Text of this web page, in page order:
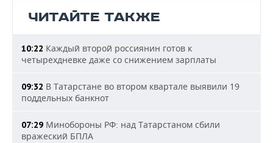
ЧИТАЙТЕ ТАКЖЕ
10:22 Каждый второй россиянин готов к
четырехдневке даже со снижением зарплаты
09:32 В Татарстане во втором квартале выявили 19
поддельных банкнот
07:29 Минобороны РФ: над Татарстаном сбили
вражеский БПЛА